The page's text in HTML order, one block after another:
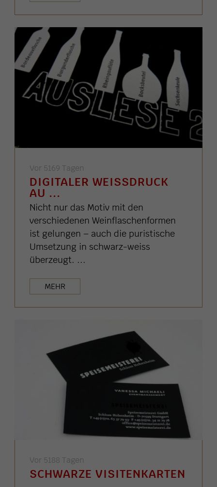
Vor 5169 Tagen
DIGITALER WEISSDRUCK A
U ...
Nicht nur das Motiv mit den
verschiedenen Weinflaschenformen
ist gelungen – auch die puristische
Umsetzung in schwarz-weiss
überzeugt. ...
MEHR
Vor 5188 Tagen
SCHWARZE VISITENKARTEN